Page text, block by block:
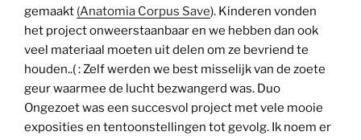
gemaakt (Anatomia Corpus Save). Kinderen vonden
het project onweerstaanbaar en we hebben dan ook
veel materiaal moeten uit delen om ze bevriend te
houden..( : Zelf werden we best misselijk van de zoete
geur waarmee de lucht bezwangerd was. Duo
Ongezoet was een succesvol project met vele mooie
exposities en tentoonstellingen tot gevolg. Ik noem er